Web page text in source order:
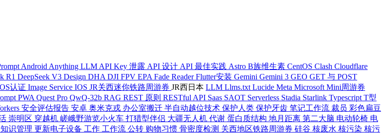
Android Anything LLM API Key 泄露 API 设计 API 最佳实践 Astro B族维生素 CentOS Clash Cloudflare
R1 DeepSeek V3 Design DHA DJI FPV EPA Fade ReaderFlutter安装 Gemini Gemini 3 GEO GET 与 POST
认证 Image Service IOS JR关西迷你铁路周游券 JR西日本 LLM Llms.txt Lucide Meta Microsoft Mini周游券
PWA Quest Pro QwQ-32b RAG REST 原则 RESTful API Saas SAOT Serverless Stadia Starlink Typescript T型
安全评估报告 安卓 奥米克戎 办公室搬迁 半自动越位技术 保护人类 保护牙齿 笔记工作流 裁员 彩色扁豆
崇明区 穿越机 嵯峨野游览小火车 打猎型伴侣 大疆无人机 代谢 蛋白质结构 地月距离 第二大脑 电动轮椅 电
识管理 更新电子设备 工作 工作流 公转 购物习惯 骨密度检测 关西地区铁路周游券 硅谷 核废水 核污染 核污